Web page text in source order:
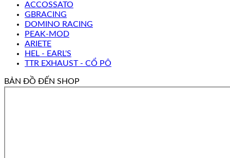
ACCOSSATO
GBRACING
DOMINO RACING
PEAK-MOD
ARIETE
HEL - EARL'S
TTR EXHAUST - CỔ PÔ
BẢN ĐỒ ĐẾN SHOP